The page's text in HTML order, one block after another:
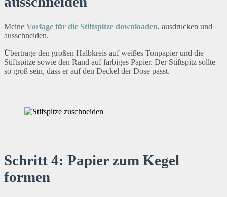
Meine Vorlage für die Stiftspitze downloaden, ausdrucken und
ausschneiden.
Übertrage den großen Halbkreis auf weißes Tonpapier und die
Stiftspitze sowie den Rand auf farbiges Papier. Der Stiftspitz sollte
so groß sein, dass er auf den Deckel der Dose passt.
Schritt 4: Papier zum Kegel
formen